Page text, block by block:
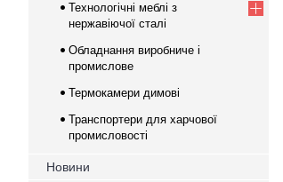
Технологічні меблі з
нержавіючої сталі
Обладнання виробниче і
промислове
Термокамери димові
Транспортери для харчової
промисловості
Новини